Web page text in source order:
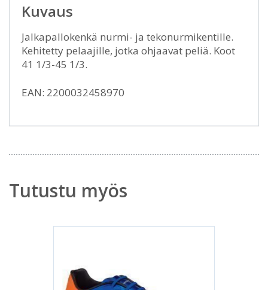
Kuvaus
Jalkapallokenkä nurmi- ja tekonurmikentille.
Kehitetty pelaajille, jotka ohjaavat peliä. Koot
41 1/3-45 1/3.
EAN: 2200032458970
Tutustu myös